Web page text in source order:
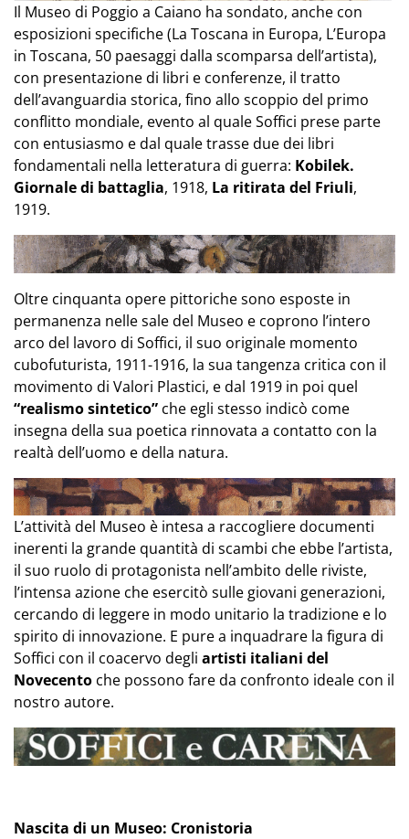
Il Museo di Poggio a Caiano ha sondato, anche con
esposizioni specifiche (La Toscana in Europa, L’Europa
in Toscana, 50 paesaggi dalla scomparsa dell’artista),
con presentazione di libri e conferenze, il tratto
dell’avanguardia storica, fino allo scoppio del primo
conflitto mondiale, evento al quale Soffici prese parte
con entusiasmo e dal quale trasse due dei libri
fondamentali nella letteratura di guerra: Kobilek.
Giornale di battaglia, 1918, La ritirata del Friuli,
1919.
Oltre cinquanta opere pittoriche sono esposte in
permanenza nelle sale del Museo e coprono l’intero
arco del lavoro di Soffici, il suo originale momento
cubofuturista, 1911-1916, la sua tangenza critica con il
movimento di Valori Plastici, e dal 1919 in poi quel
“realismo sintetico” che egli stesso indicò come
insegna della sua poetica rinnovata a contatto con la
realtà dell’uomo e della natura.
L’attività del Museo è intesa a raccogliere documenti
inerenti la grande quantità di scambi che ebbe l’artista,
il suo ruolo di protagonista nell’ambito delle riviste,
l’intensa azione che esercitò sulle giovani generazioni,
cercando di leggere in modo unitario la tradizione e lo
spirito di innovazione. E pure a inquadrare la figura di
Soffici con il coacervo degli artisti italiani del
Novecento che possono fare da confronto ideale con il
nostro autore.
Nascita di un Museo: Cronistoria